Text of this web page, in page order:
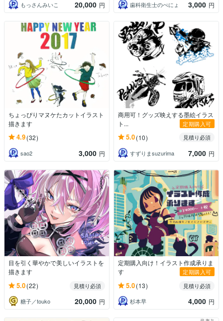
もっさんみいこ 20,000 円 歯科衛生士のぺにょ 3,000 円
ちょっぴりマヌケたカットイラスト
描きます
4.9(32)
sao2 3,000 円
商用可！グッズ映えする墨絵イラス
ト...
定期購入可
5.0(10)
見積り必須
すずりまsuzurima
7,000 円
目を引く華やかで美しいイラストを
描きます
5.0(22)
見積り必須
糖子／touko
20,000 円
定期購入向け！イラスト作成承りま
す
定期購入可
5.0(13)
見積り必須
杉本早
4,000 円